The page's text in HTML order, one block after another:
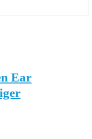
Ear